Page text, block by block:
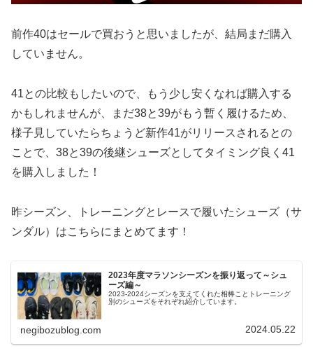
前作40はセールで買おうと思いましたが、結局まだ購入
していません。
41との比較もしたいので、もう少し安くなれば購入する
かもしれませんが、まだ38と39がもう暫く履けるため、
様子見していたらちょうど新作41がリリースされるとの
ことで、38と39の後継シューズとしてタイミング良く41
を購入しました！
昨シーズン、トレーニングとレースで履いたシューズ（サ
ンダル）はこちらにまとめてます！
2023年度マラソンシーズンを振り返って～シュ
ーズ編～
2023-2024シーズンを支えてくれた相棒ことトレーニング
別のシューズをそれぞれ紹介しています。
negibozublog.com 2024.05.22